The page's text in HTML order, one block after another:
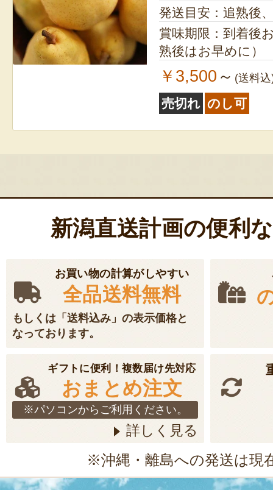
発送目安：追熟後
賞味期限：到着後
熟後はお早めに）
￥3,500 ～ (送料
売切れ のし可
新潟直送計画の便利
お買い物の計算がしやすい
全品送料無料
もしくは「送料込み」の表示価格と
なっております。
ギフトに便利！複数届け先対応
おまとめ注文
※パソコンからご利用ください。
詳しく見る
※沖縄・離島への発送は現